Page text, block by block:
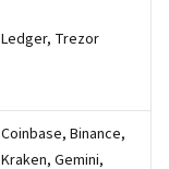
Ledger, Trezor
Coinbase, Binance,
Kraken, Gemini,